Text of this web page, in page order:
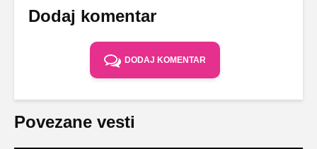
Dodaj komentar
DODAJ KOMENTAR
Povezane vesti